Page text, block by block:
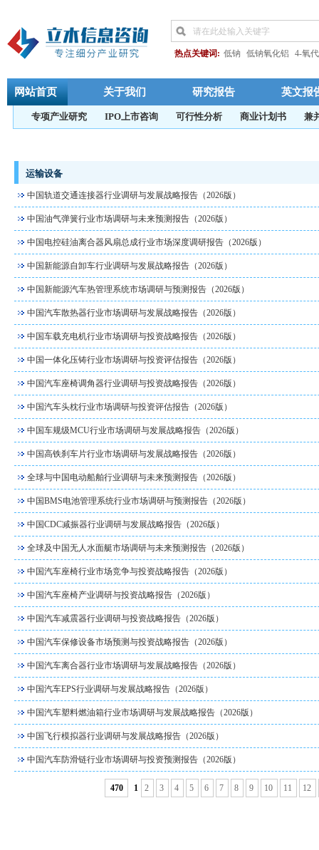
热点关键词: 低钠 低钠氧化铝
4-氧
电子化学品包装
中国丁二酸酐行业
中国茂金属催化剂生产技术 阻燃抗
生物化工 4-甲基-1-戊
网站首页 关于我们 研究报告 英文报
专项产业研究 IPO上市咨询 可行性分析 商业计划书 兼
运输设备
中国轨道交通连接器行业调研与发展战略报告（2026版）
中国油气弹簧行业市场调研与未来预测报告（2026版）
中国电控硅油离合器风扇总成行业市场深度调研报告（2026版）
中国新能源自卸车行业调研与发展战略报告（2026版）
中国新能源汽车热管理系统市场调研与预测报告（2026版）
中国汽车散热器行业市场调研与发展战略报告（2026版）
中国车载充电机行业市场调研与投资战略报告（2026版）
中国一体化压铸行业市场调研与投资评估报告（2026版）
中国汽车座椅调角器行业调研与投资战略报告（2026版）
中国汽车头枕行业市场调研与投资评估报告（2026版）
中国车规级MCU行业市场调研与发展战略报告（2026版）
中国高铁刹车片行业市场调研与发展战略报告（2026版）
全球与中国电动船舶行业调研与未来预测报告（2026版）
中国BMS电池管理系统行业市场调研与预测报告（2026版）
中国CDC减振器行业调研与发展战略报告（2026版）
全球及中国无人水面艇市场调研与未来预测报告（2026版）
中国汽车座椅行业市场竞争与投资战略报告（2026版）
中国汽车座椅产业调研与投资战略报告（2026版）
中国汽车减震器行业调研与投资战略报告（2026版）
中国汽车保修设备市场预测与投资战略报告（2026版）
中国汽车离合器行业市场调研与发展战略报告（2026版）
中国汽车EPS行业调研与发展战略报告（2026版）
中国汽车塑料燃油箱行业市场调研与发展战略报告（2026版）
中国飞行模拟器行业调研与发展战略报告（2026版）
中国汽车防滑链行业市场调研与投资预测报告（2026版）
470 1 2 3 4 5 6 7 8 9 10 11 12